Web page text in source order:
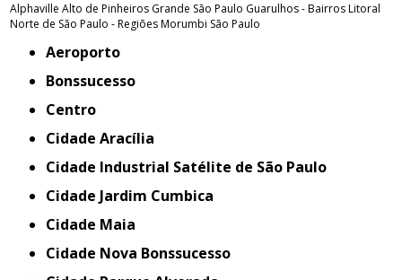
Alphaville Alto de Pinheiros Grande São Paulo Guarulhos - BairrosLitoral
Norte de São Paulo - RegiõesMorumbi São Paulo
Aeroporto
Bonssucesso
Centro
Cidade Aracília
Cidade Industrial Satélite de São Paulo
Cidade Jardim Cumbica
Cidade Maia
Cidade Nova Bonssucesso